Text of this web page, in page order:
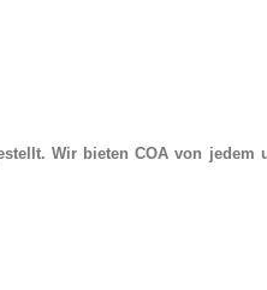
Wir bieten COA von jedem